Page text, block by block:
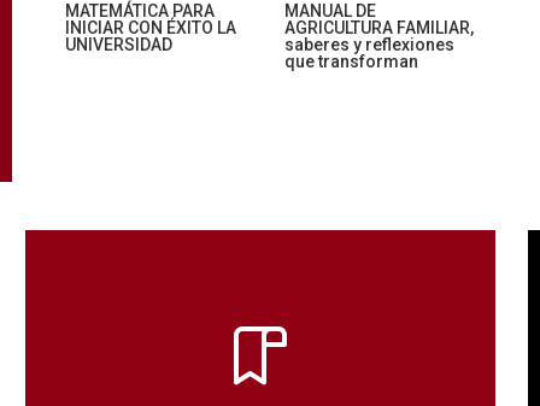
MATEMÁTICA PARA
INICIAR CON ÉXITO LA
UNIVERSIDAD
MANUAL DE
AGRICULTURA FAMILIAR,
saberes y reflexiones
que transforman